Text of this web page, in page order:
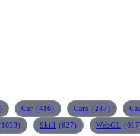
Car (416) Cars (287)
Skill (627) WebGL